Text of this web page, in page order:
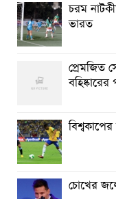
চরম
ভারত
প্রেমজিত
চোখের